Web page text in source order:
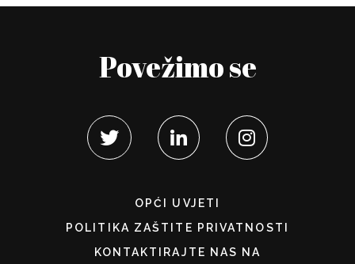
Povežimo se
OPĆI UVJETI
POLITIKA ZAŠTITE PRIVATNOSTI
KONTAKTIRAJTE NAS NA